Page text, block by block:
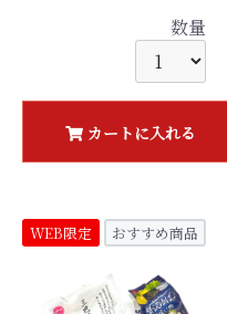
数量
カートに入れる
WEB限定 おすすめ商品